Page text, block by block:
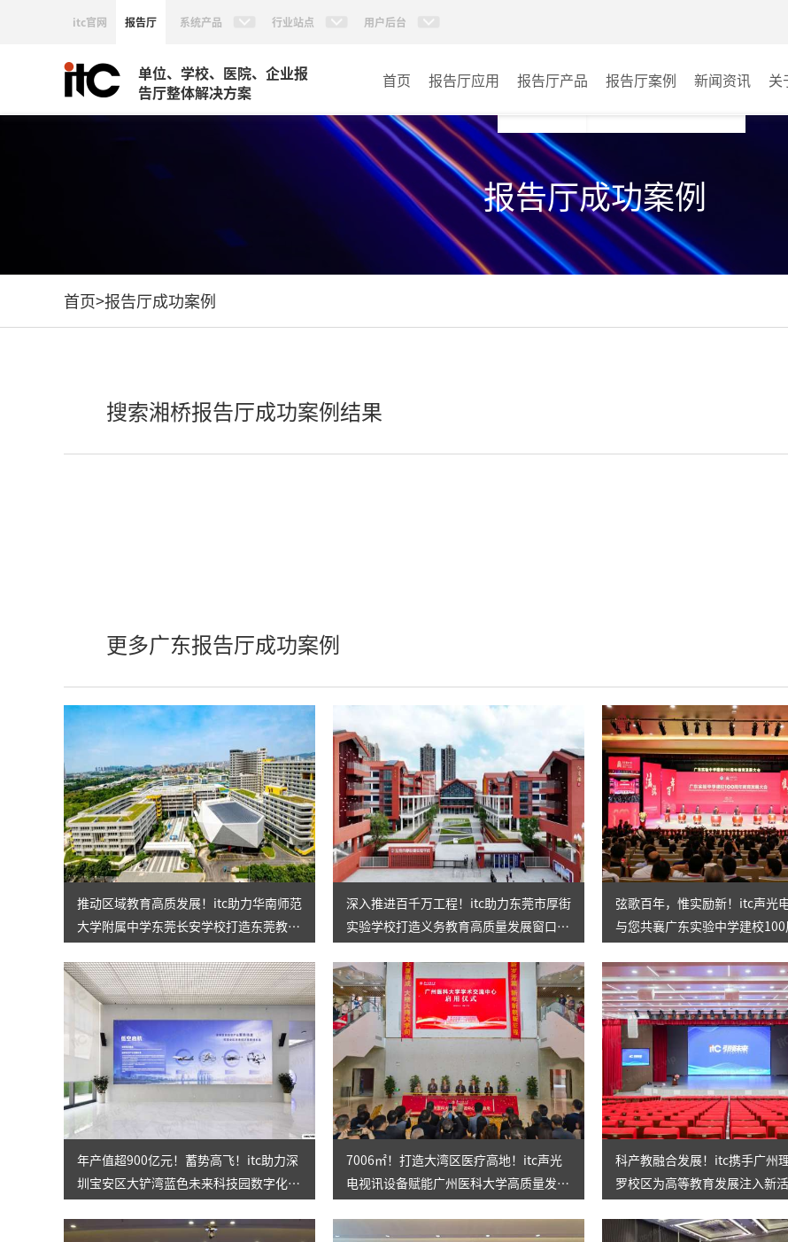
itc官网 报告厅 系统产品 行业站点 用户后台
单位、学校、医院、企业报
告厅整体解决方案
首页 报告厅应用 报告厅产品
AI智慧视频会议系统
AI智慧会议平板
视频会议配件
AI智慧会议平板itchub
数字化会议设备
同声传译系列
AI智慧无纸化会议系统
AI智慧演易通软件
AI智慧语音转写系统
AI智慧录播系统
庭审录播
智能AI会议纪要系列
智慧党建系列
讯笛会议系列
小间距LED显示屏
报告厅案例
文体场馆
教育
医疗
新闻资讯 关
报告厅成功案例
首页>报告厅成功案例
搜索湘桥报告厅成功案例结果
更多广东报告厅成功案例
推动区域教育高质发展！itc助力华南师范
大学附属中学东莞长安学校打造东莞教育
深入推进百千万工程！itc助力东莞市厚街
实验学校打造义务教育高质量发展窗口学
弦歌百年，惟实励新！itc声光
与您共襄广东实验中学建校
年产值超900亿元！蓄势高飞！itc助力深
圳宝安区大铲湾蓝色未来科技园数字化升
7006㎡！打造大湾区医疗高地！itc声光
电视讯设备赋能广州医科大学高质量发
科产教融合发展！itc携手广州
罗校区为高等教育发展注入新活